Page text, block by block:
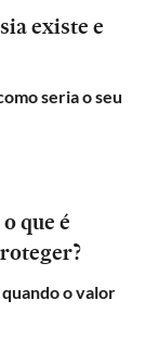
existe e
seria o seu
que é
o valor